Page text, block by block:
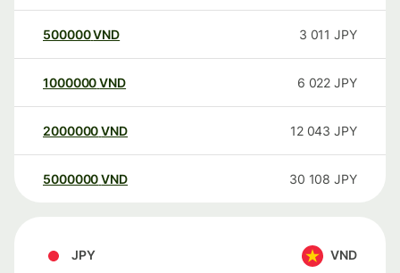
500000VND 3 011 JPY
1000000VND 6 022 JPY
2000000VND 12 043 JPY
5000000VND 30 108 JPY
JPY VND